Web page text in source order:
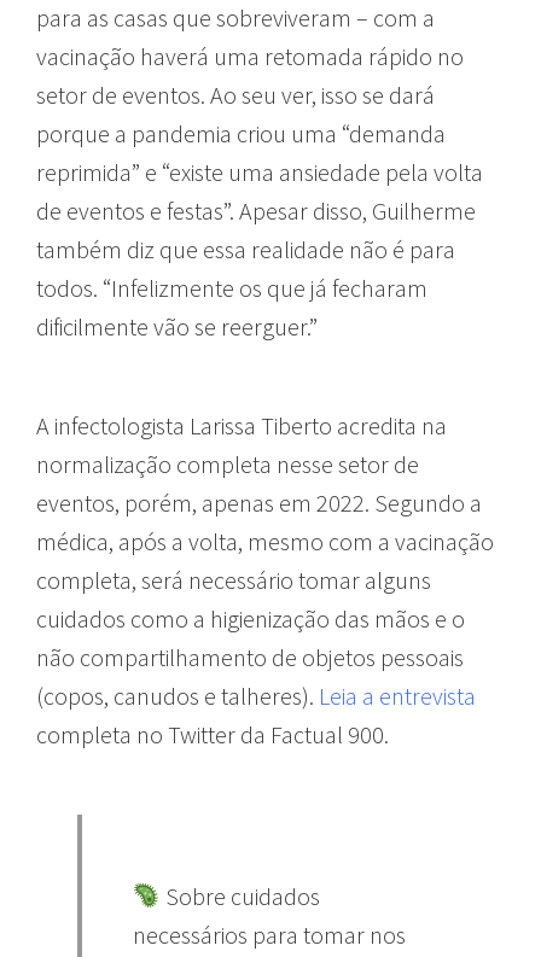
para as casas que sobreviveram – com a
vacinação haverá uma retomada rápido no
setor de eventos. Ao seu ver, isso se dará
porque a pandemia criou uma “demanda
reprimida” e “existe uma ansiedade pela volta
de eventos e festas”. Apesar disso, Guilherme
também diz que essa realidade não é para
todos. “Infelizmente os que já fecharam
dificilmente vão se reerguer.”
A infectologista Larissa Tiberto acredita na
normalização completa nesse setor de
eventos, porém, apenas em 2022. Segundo a
médica, após a volta, mesmo com a vacinação
completa, será necessário tomar alguns
cuidados como a higienização das mãos e o
não compartilhamento de objetos pessoais
(copos, canudos e talheres). Leia a entrevista
completa no Twitter da Factual 900.
Sobre cuidados
necessários para tomar nos